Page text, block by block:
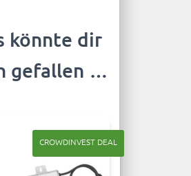
könnte dir
gefallen …
CROWDINVEST DEAL